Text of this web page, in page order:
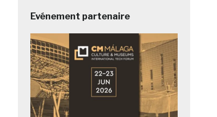
Evénement partenaire